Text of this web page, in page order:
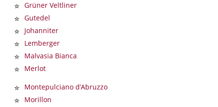
Grüner Veltliner
Gutedel
Johanniter
Lemberger
Malvasia Bianca
Merlot
Montepulciano d’Abruzzo
Morillon